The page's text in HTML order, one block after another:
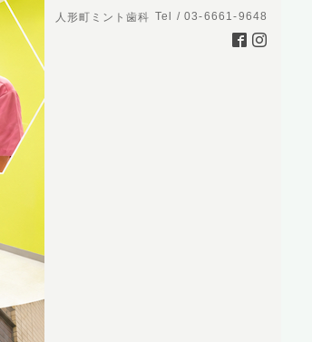
人形町ミント歯科 Tel / 03-6661-9648